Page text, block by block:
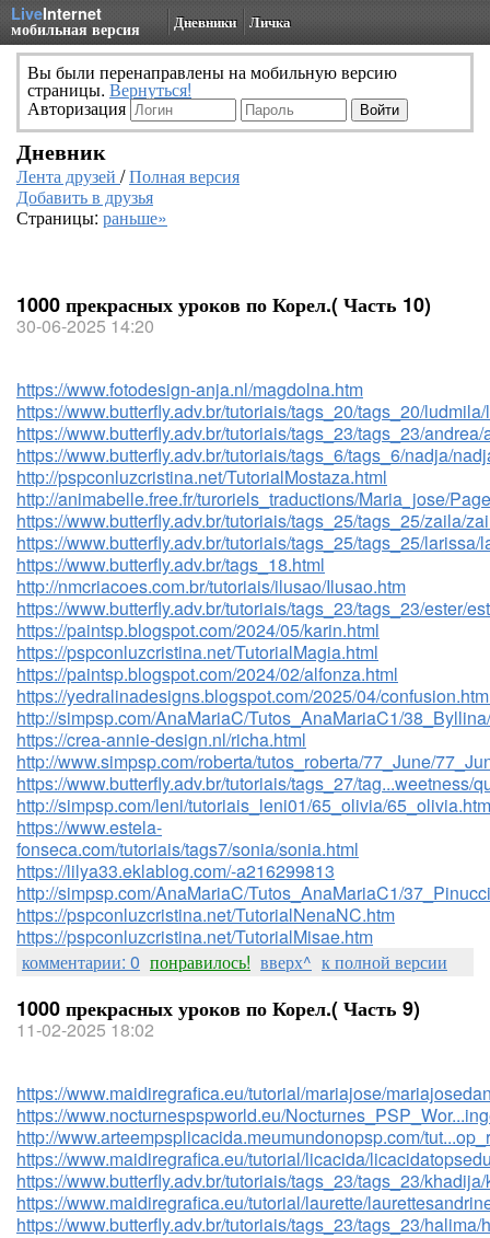
LiveInternet
мобильная версия Дневники Личка
Вы были перенаправлены на мобильную версию
страницы. Вернуться!
Авторизация
Дневник
Лента друзей /Полная версия
Добавить в друзья
Страницы: раньше»
1000 прекрасных уроков по Корел.( Часть 10)
30-06-2025 14:20
https://www.fotodesign-anja.nl/magdolna.htm
https://www.butterfly.adv.br/tutoriais/tags_20/tags_20/
https://www.butterfly.adv.br/tutoriais/tags_23/tags_23/
https://www.butterfly.adv.br/tutoriais/tags_6/tags_6/nadja/
http://pspconluzcristina.net/TutorialMostaza.html
http://animabelle.free.fr/turoriels_traductions/Maria_jose/
https://www.butterfly.adv.br/tutoriais/tags_25/tags_25/zaila/
https://www.butterfly.adv.br/tutoriais/tags_25/tags_25/larissa/
https://www.butterfly.adv.br/tags_18.html
http://nmcriacoes.com.br/tutoriais/ilusao/Ilusao.htm
https://www.butterfly.adv.br/tutoriais/tags_23/tags_23/ester/
https://paintsp.blogspot.com/2024/05/karin.html
https://pspconluzcristina.net/TutorialMagia.html
https://paintsp.blogspot.com/2024/02/alfonza.html
https://yedralinadesigns.blogspot.com/2025/04/
http://simpsp.com/AnaMariaC/Tutos_AnaMariaC1/
https://crea-annie-design.nl/richa.html
http://www.simpsp.com/roberta/tutos_roberta/77_June/
https://www.butterfly.adv.br/tutoriais/tags_27/tag...weetness/
http://simpsp.com/leni/tutoriais_leni01/65_olivia/
https://www.estela-
fonseca.com/tutoriais/tags7/sonia/sonia.html
https://lilya33.eklablog.com/-a216299813
http://simpsp.com/AnaMariaC/Tutos_AnaMariaC1/
https://pspconluzcristina.net/TutorialNenaNC.htm
https://pspconluzcristina.net/TutorialMisae.htm
комментарии: 0 понравилось! вверх^ к полной версии
1000 прекрасных уроков по Корел.( Часть 9)
11-02-2025 18:02
https://www.maidiregrafica.eu/tutorial/mariajose/
https://www.nocturnespspworld.eu/
http://www.arteempsplicacida.meumundonopsp.com/
https://www.maidiregrafica.eu/tutorial/licacida/
https://www.butterfly.adv.br/tutoriais/tags_23/tags_23/
https://www.maidiregrafica.eu/tutorial/laurette/
https://www.butterfly.adv.br/tutoriais/tags_23/tags_23/halima/